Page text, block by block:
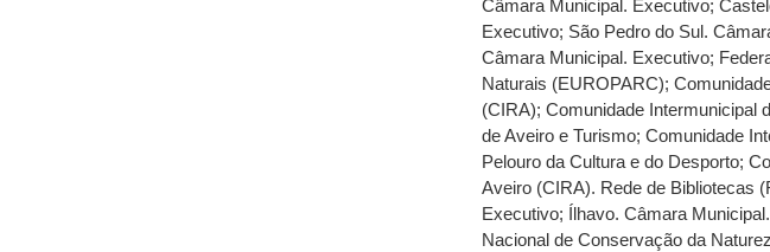
Câmara Municipal. Executivo;
Executivo; São Pedro do Sul.
Câmara Municipal. Executivo;
Naturais (EUROPARC);
(CIRA);Comunidade Intermunicipal
de Aveiro e Turismo;Comunidade
Pelouro da Cultura e do Desporto;
Aveiro (CIRA). Rede de Bibliotecas
Executivo; Ílhavo. Câmara
Nacional de Conservação da